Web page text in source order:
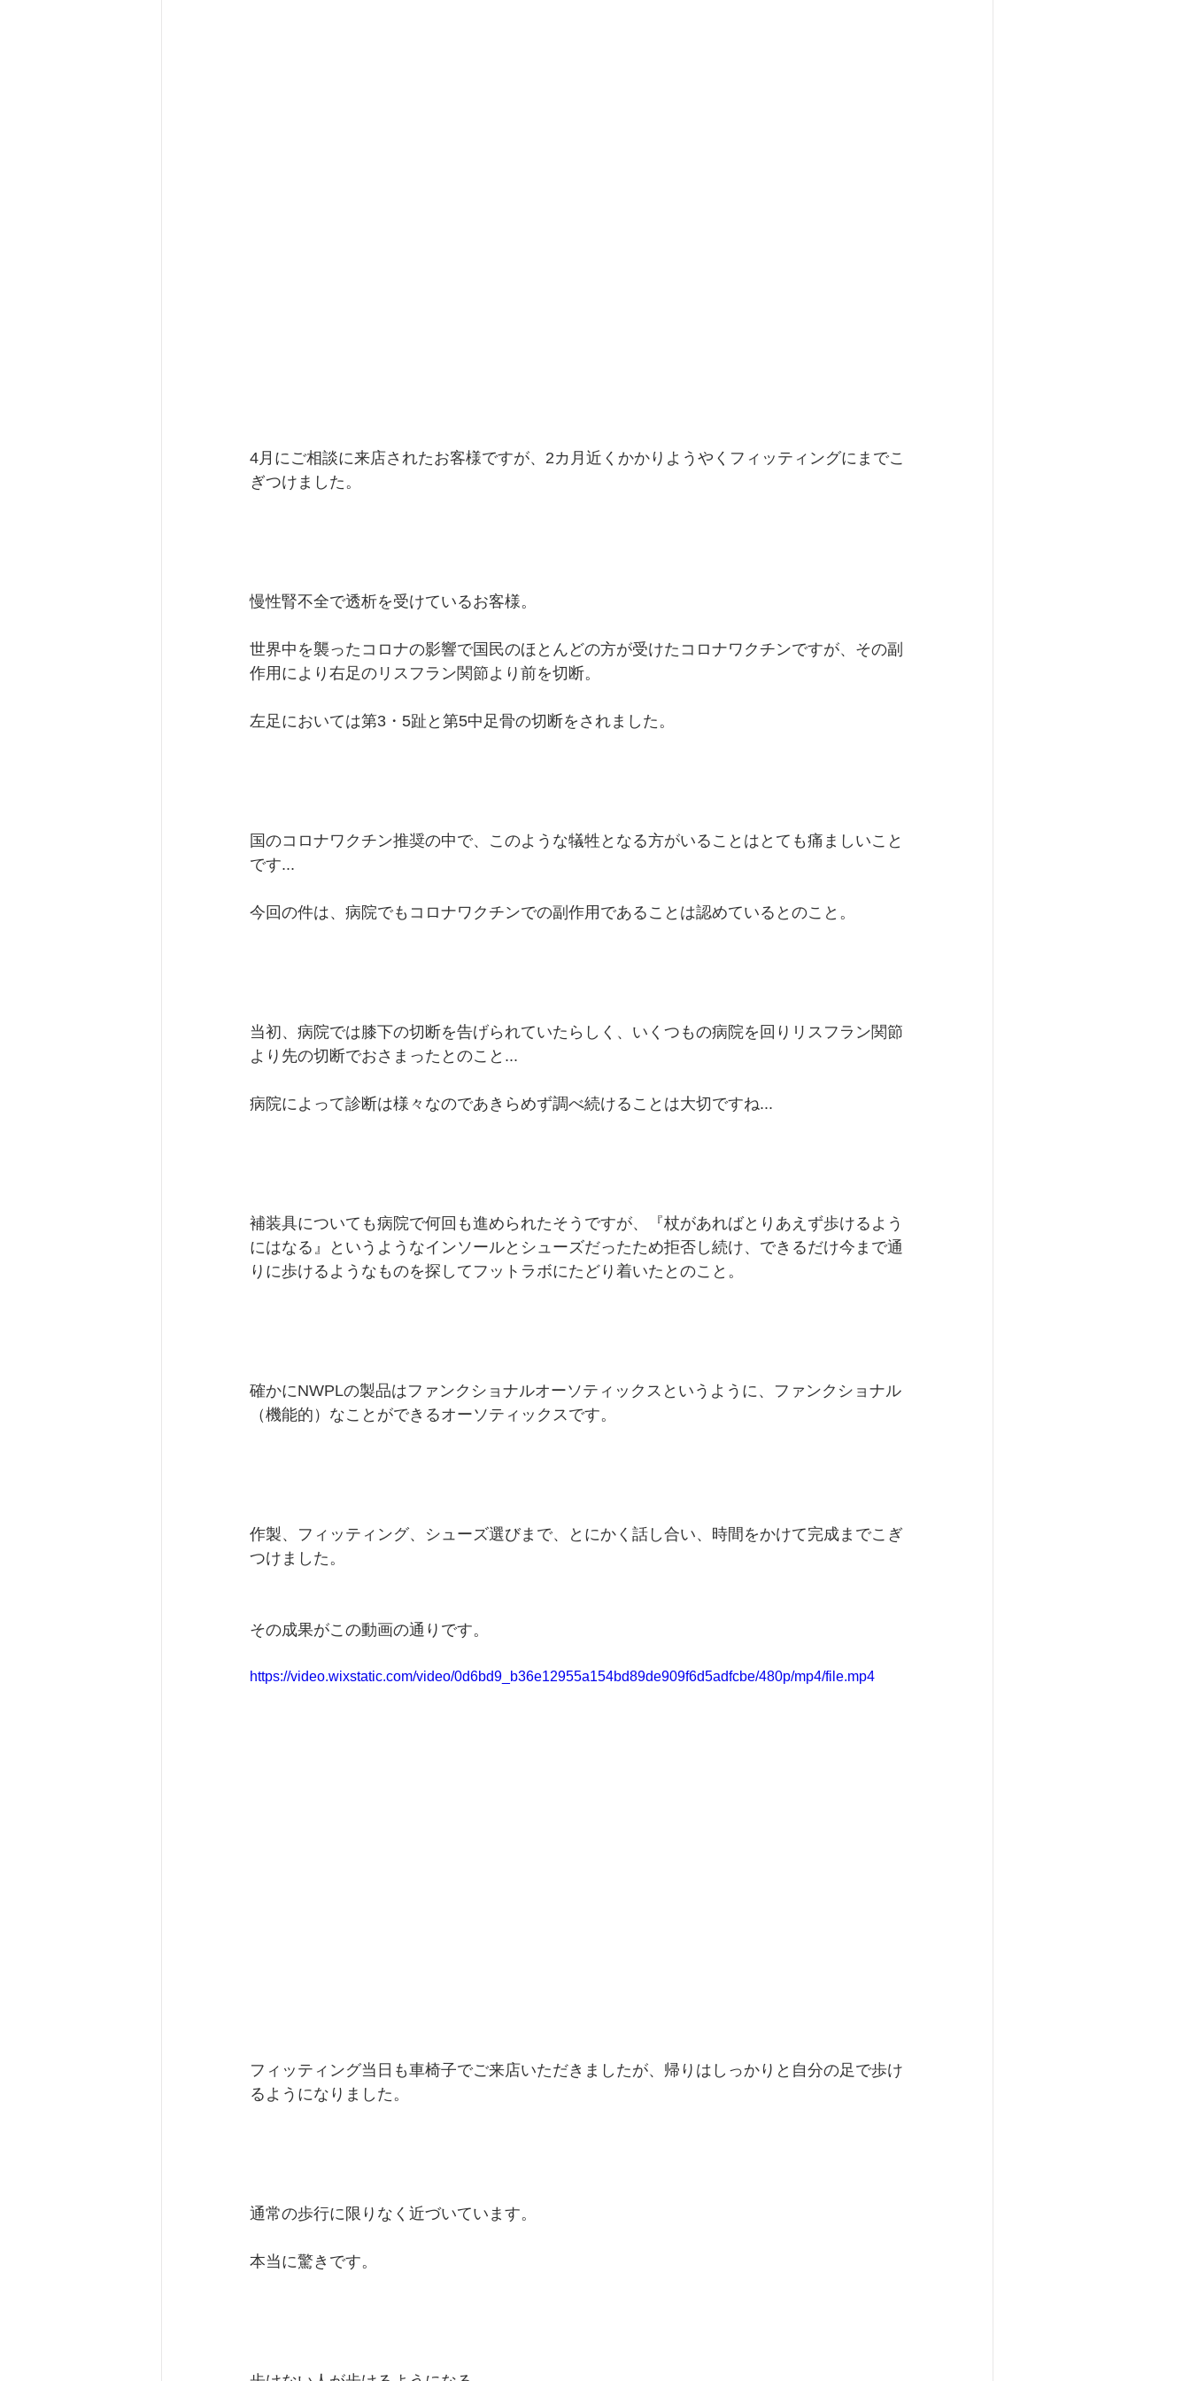
4月にご相談に来店されたお客様ですが、2カ月近くかかりようやくフィッティングにまでこ
ぎつけました。
慢性腎不全で透析を受けているお客様。
世界中を襲ったコロナの影響で国民のほとんどの方が受けたコロナワクチンですが、その副
作用により右足のリスフラン関節より前を切断。
左足においては第3・5趾と第5中足骨の切断をされました。
国のコロナワクチン推奨の中で、このような犠牲となる方がいることはとても痛ましいこと
です...
今回の件は、病院でもコロナワクチンでの副作用であることは認めているとのこと。
当初、病院では膝下の切断を告げられていたらしく、いくつもの病院を回りリスフラン関節
より先の切断でおさまったとのこと...
病院によって診断は様々なのであきらめず調べ続けることは大切ですね...
補装具についても病院で何回も進められたそうですが、『杖があればとりあえず歩けるよう
にはなる』というようなインソールとシューズだったため拒否し続け、できるだけ今まで通
りに歩けるようなものを探してフットラボにたどり着いたとのこと。
確かにNWPLの製品はファンクショナルオーソティックスというように、ファンクショナル
（機能的）なことができるオーソティックスです。
作製、フィッティング、シューズ選びまで、とにかく話し合い、時間をかけて完成までこぎ
つけました。
その成果がこの動画の通りです。
https://video.wixstatic.com/video/0d6bd9_b36e12955a154bd89de909f6d5adfcbe/480p/mp4/file.mp4
フィッティング当日も車椅子でご来店いただきましたが、帰りはしっかりと自分の足で歩け
るようになりました。
通常の歩行に限りなく近づいています。
本当に驚きです。